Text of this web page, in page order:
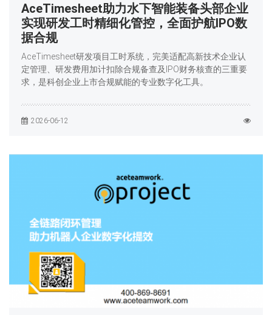
AceTimesheet助力水下智能装备头部企业
实现研发工时精细化管控，全面护航IPO数
据合规
AceTimesheet研发项目工时系统，完美适配高新技术企业认
定管理、研发费用加计扣除合规备查及IPO财务核查的三重要
求，是科创企业上市合规赋能的专业数字化工具。
2026-06-12